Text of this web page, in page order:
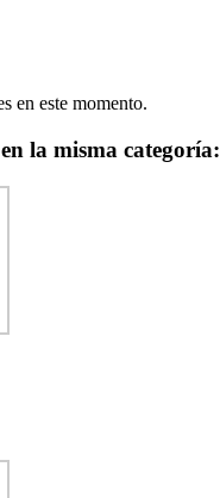
en este momento.
la misma categoría: